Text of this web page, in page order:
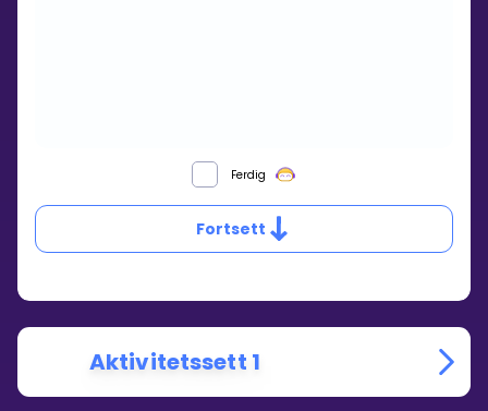
ALGEBRA?
Ferdig
Fortsett
Aktivitetssett 1